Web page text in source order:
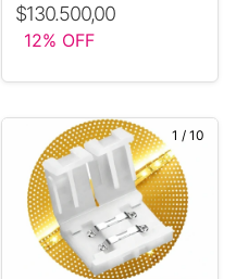
$130.500,00
12% OFF
1 / 10